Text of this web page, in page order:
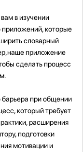
в изучении
приложений, которые
словарный
приложение
сделать процесс
барьера при общении
который требует
расширения
подготовки
мотивации и